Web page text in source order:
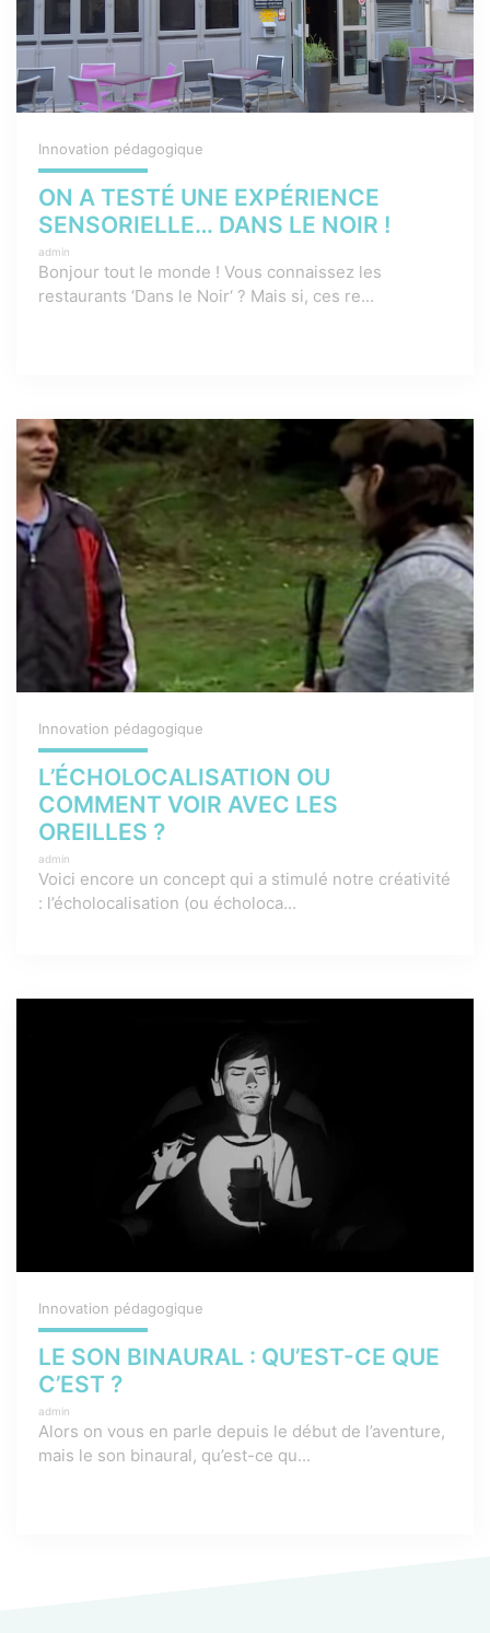
Innovation pédagogique
ON A TESTÉ UNE EXPÉRIENCE
SENSORIELLE… DANS LE NOIR !
admin
Bonjour tout le monde ! Vous connaissez les
restaurants ‘Dans le Noir‘ ? Mais si, ces re...
Innovation pédagogique
L’ÉCHOLOCALISATION OU
COMMENT VOIR AVEC LES
OREILLES ?
admin
Voici encore un concept qui a stimulé notre créativité
: l’écholocalisation (ou écholoca...
Innovation pédagogique
LE SON BINAURAL : QU’EST-CE QUE
C’EST ?
admin
Alors on vous en parle depuis le début de l’aventure,
mais le son binaural, qu’est-ce qu...